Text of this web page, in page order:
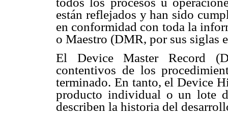
están reflejados y han sido
en conformidad con toda la
o Maestro (DMR, por sus siglas
El Device Master Record
contentivos de los
terminado. En tanto, el Device
producto individual o un lote
describen la historia del